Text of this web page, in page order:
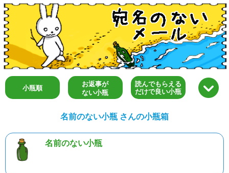
小瓶順
お返事が
ない小瓶
読んでもらえる
だけで良い小瓶
名前のない小瓶 さんの小瓶箱
名前のない小瓶